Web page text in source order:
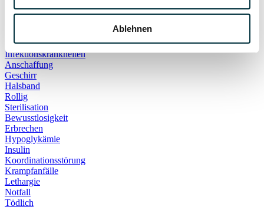
Ablehnen
Hundebett
Corona
Infektionskrankheiten
Anschaffung
Geschirr
Halsband
Rollig
Sterilisation
Bewusstlosigkeit
Erbrechen
Hypoglykämie
Insulin
Koordinationsstörung
Krampfanfälle
Lethargie
Notfall
Tödlich